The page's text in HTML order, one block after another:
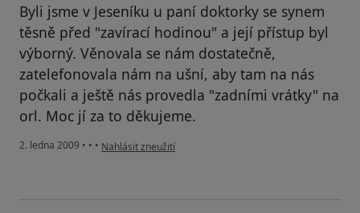
Byli jsme v Jeseníku u paní doktorky se synem
těsně před "zavírací hodinou" a její přístup byl
výborný. Věnovala se nám dostatečně,
zatelefonovala nám na ušní, aby tam na nás
počkali a ještě nás provedla "zadními vrátky" na
orl. Moc jí za to děkujeme.
2. ledna 2009 • • • podle názoru uživatele coufal
Nahlásit zneužití